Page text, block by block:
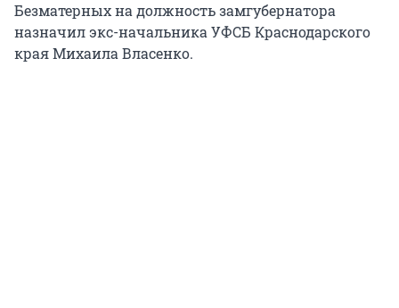
Безматерных на должность замгубернатора
назначил экс-начальника УФСБ Краснодарского
края Михаила Власенко.